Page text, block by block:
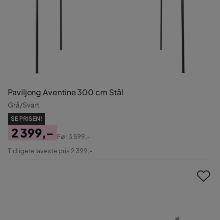
Paviljong Aventine 300 cm Stål
Grå/Svart
SE PRISEN!
Pris
2 399,-
Original
Før3 599,-
Tidligere laveste pris 2 399,-